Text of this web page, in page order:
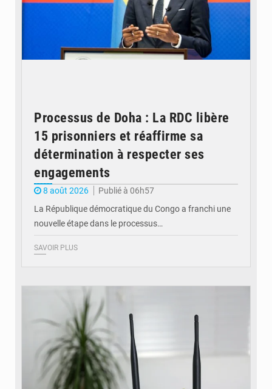
Processus de Doha : La RDC libère
15 prisonniers et réaffirme sa
détermination à respecter ses
engagements
8 août 2026
Publié à 06h57
La République démocratique du Congo a franchi une
nouvelle étape dans le processus…
SAVOIR PLUS